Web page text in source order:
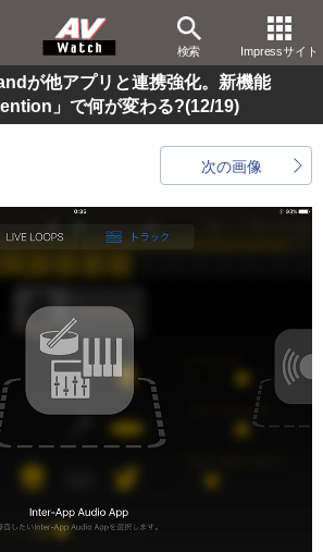
検索 Impressサイト
が他アプリと連携強化。新機能
」で何が変わる?(12/19)
次の画像